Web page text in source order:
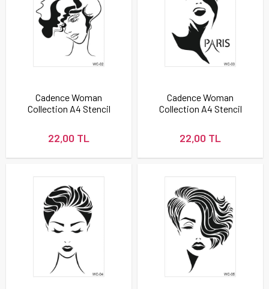
Cadence Woman
Collection A4 Stencil
22,00 TL
Cadence Woman
Collection A4 Stencil
22,00 TL